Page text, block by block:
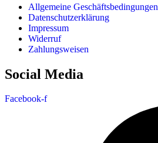
Allgemeine Geschäftsbedingungen
Datenschutzerklärung
Impressum
Widerruf
Zahlungsweisen
Social Media
Facebook-f